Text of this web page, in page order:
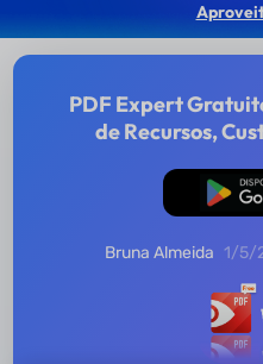
PDF Expert
de Recursos,
Bruna Almeida 1/5/